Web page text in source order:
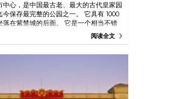
中心，是中国最古老、最大的古代皇家园
今保存最完整的公园之一。 它具有 1000
落在紫禁城的后面。 它是一个相当不错
松的氛围，是北京城内散步和领略自然风
阅读全文